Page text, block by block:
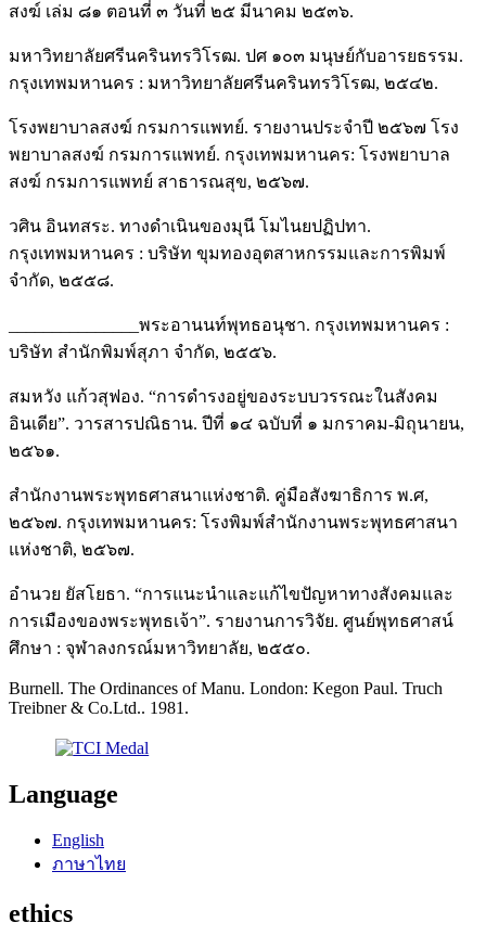
สงฆ์ เล่ม ๘๑ ตอนที่ ๓ วันที่ ๒๕ มีนาคม ๒๕๓๖.
มหาวิทยาลัยศรีนครินทรวิโรฒ. ปศ ๑๐๓ มนุษย์กับอารยธรรม.
กรุงเทพมหานคร : มหาวิทยาลัยศรีนครินทรวิโรฒ, ๒๕๔๒.
โรงพยาบาลสงฆ์ กรมการแพทย์. รายงานประจำปี ๒๕๖๗ โรง
พยาบาลสงฆ์ กรมการแพทย์. กรุงเทพมหานคร: โรงพยาบาล
สงฆ์ กรมการแพทย์ สาธารณสุข, ๒๕๖๗.
วศิน อินทสระ. ทางดำเนินของมุนี โมไนยปฏิปทา.
กรุงเทพมหานคร : บริษัท ขุมทองอุตสาหกรรมและการพิมพ์
จำกัด, ๒๕๕๘.
_______________พระอานนท์พุทธอนุชา. กรุงเทพมหานคร :
บริษัท สำนักพิมพ์สุภา จำกัด, ๒๕๕๖.
สมหวัง แก้วสุฟอง. “การดำรงอยู่ของระบบวรรณะในสังคม
อินเดีย”. วารสารปณิธาน. ปีที่ ๑๔ ฉบับที่ ๑ มกราคม-มิถุนายน,
๒๕๖๑.
สำนักงานพระพุทธศาสนาแห่งชาติ. คู่มือสังฆาธิการ พ.ศ,
๒๕๖๗. กรุงเทพมหานคร: โรงพิมพ์สำนักงานพระพุทธศาสนา
แห่งชาติ, ๒๕๖๗.
อำนวย ยัสโยธา. “การแนะนำและแก้ไขปัญหาทางสังคมและ
การเมืองของพระพุทธเจ้า”. รายงานการวิจัย. ศูนย์พุทธศาสน์
ศึกษา : จุฬาลงกรณ์มหาวิทยาลัย, ๒๕๕๐.
Burnell. The Ordinances of Manu. London: Kegon Paul. Truch
Treibner & Co.Ltd.. 1981.
Language
English
ภาษาไทย
ethics